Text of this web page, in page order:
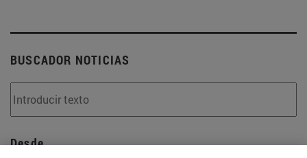
BUSCADOR NOTICIAS
Desde